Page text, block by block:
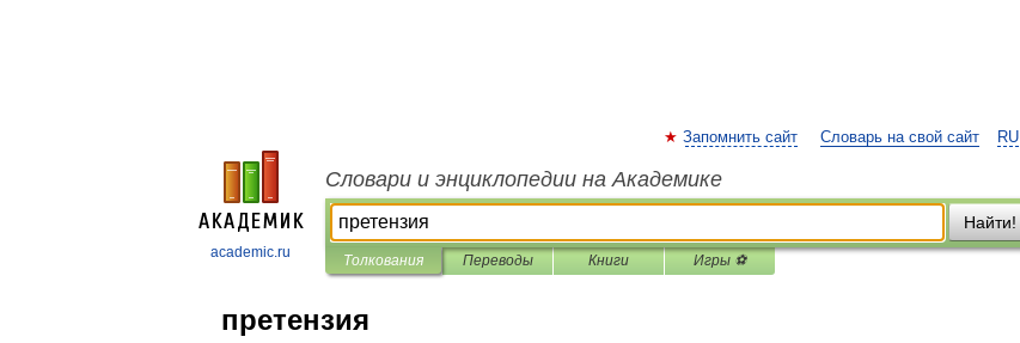
academic.ru
RU
Запомнить сайт Словарь на свой сайт
Словари и энциклопедии на Академике
Найти!
Толкования Переводы Книги Игры ⚽
претензия